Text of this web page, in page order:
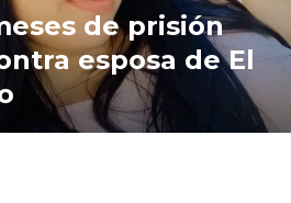
de prisión
esposa de El